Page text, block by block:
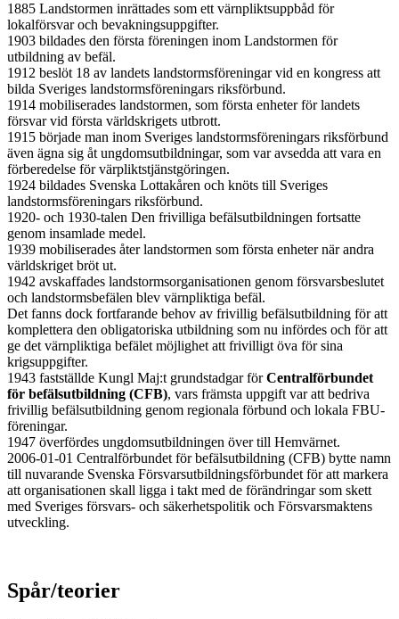
1885 Landstormen inrättades som ett värnpliktsuppbåd för
lokalförsvar och bevakningsuppgifter.
1903 bildades den första föreningen inom Landstormen för
utbildning av befäl.
1912 beslöt 18 av landets landstormsföreningar vid en kongress att
bilda Sveriges landstormsföreningars riksförbund.
1914 mobiliserades landstormen, som första enheter för landets
försvar vid första världskrigets utbrott.
1915 började man inom Sveriges landstormsföreningars riksförbund
även ägna sig åt ungdomsutbildningar, som var avsedda att vara en
förberedelse för värpliktstjänstgöringen.
1924 bildades Svenska Lottakåren och knöts till Sveriges
landstormsföreningars riksförbund.
1920- och 1930-talen Den frivilliga befälsutbildningen fortsatte
genom insamlade medel.
1939 mobiliserades åter landstormen som första enheter när andra
världskriget bröt ut.
1942 avskaffades landstormsorganisationen genom försvarsbeslutet
och landstormsbefälen blev värnpliktiga befäl.
Det fanns dock fortfarande behov av frivillig befälsutbildning för att
komplettera den obligatoriska utbildning som nu infördes och för att
ge det värnpliktiga befälet möjlighet att frivilligt öva för sina
krigsuppgifter.
1943 fastställde Kungl Maj:t grundstadgar förCentralförbundet
för befälsutbildning (CFB), vars främsta uppgift var att bedriva
frivillig befälsutbildning genom regionala förbund och lokala FBU-
föreningar.
1947 överfördes ungdomsutbildningen över till Hemvärnet.
2006-01-01 Centralförbundet för befälsutbildning (CFB) bytte namn
till nuvarande Svenska Försvarsutbildningsförbundet för att markera
att organisationen skall ligga i takt med de förändringar som skett
med Sveriges försvars- och säkerhetspolitik och Försvarsmaktens
utveckling.
Spår/teorier